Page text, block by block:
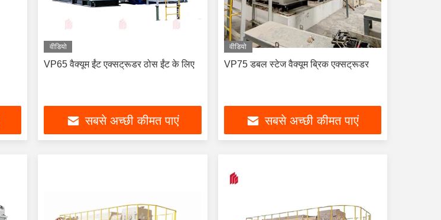
वीडियो
VP65 वैक्यूम ईंट एक्सट्रूडर ठोस ईंट के लिए
सबसे अच्छी कीमत पाएं
वीडियो
VP75 डबल स्टेज वैक्यूम ब्रिक एक्सट्रूडर
सबसे अच्छी कीमत पाएं